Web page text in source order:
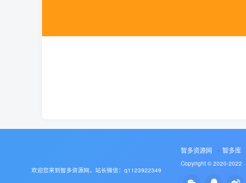
欢迎您来到智多资源网，站长微信：q1123922349
智多资源网 智多库
Copyright © 2020-2022 ·